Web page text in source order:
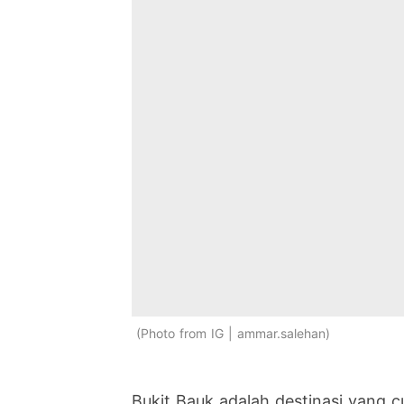
Photo from IG | ammar.salehan